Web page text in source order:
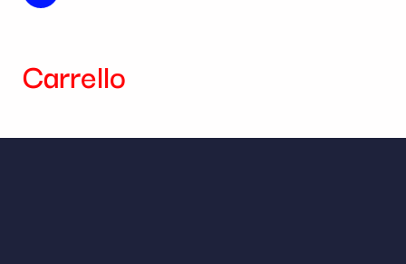
Carrello